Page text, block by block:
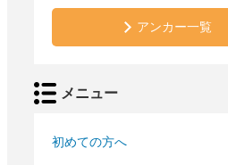
アンカー一覧
メニュー
初めての方へ